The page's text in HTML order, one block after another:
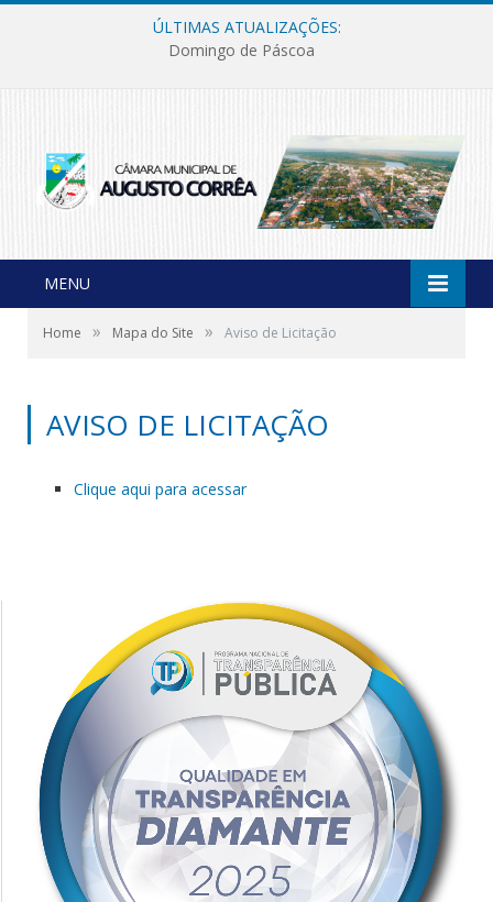
ÚLTIMAS ATUALIZAÇÕES:
Domingo de Páscoa
MENU
Home » Mapa do Site » Aviso de Licitação
AVISO DE LICITAÇÃO
Clique aqui para acessar